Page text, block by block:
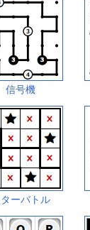
信号機
ーバトル